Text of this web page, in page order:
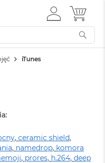
ZALOGUJ
SIĘ
MÓJ
iTunes
, ceramic shield,
, namedrop, komora
, prores, h.264, deep